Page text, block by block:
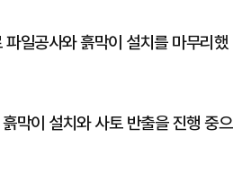
일공사와 흙막이 설치를 마무리했
막이 설치와 사토 반출을 진행 중으